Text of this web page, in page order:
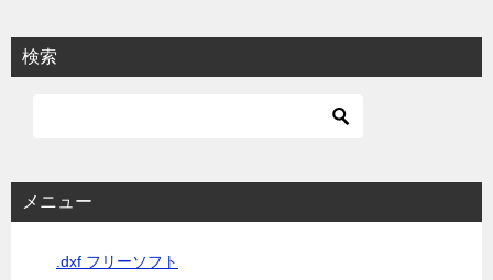
検索
メニュー
.dxf フリーソフト